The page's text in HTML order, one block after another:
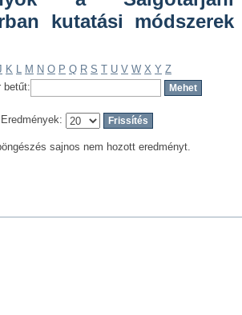
kutatási módszerek
K L M N O P Q R S T U V W X Y Z
betűt:
Eredmények:
sajnos nem hozott eredményt.